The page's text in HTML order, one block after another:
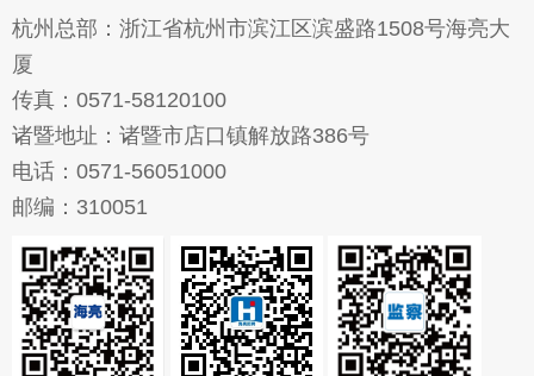
杭州总部：浙江省杭州市滨江区滨盛路1508号海亮大
厦
传真：0571-58120100
诸暨地址：诸暨市店口镇解放路386号
电话：0571-56051000
邮编：310051